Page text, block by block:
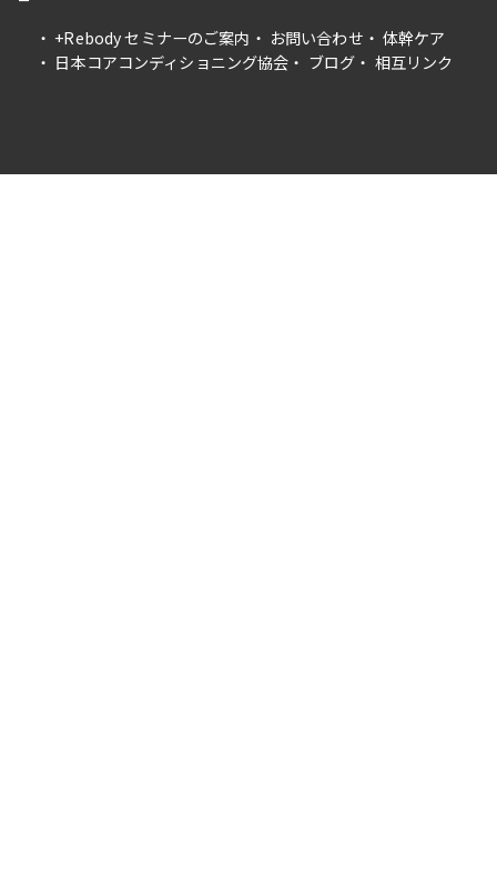
+Rebody セミナーのご案内 お問い合わせ
体幹ケア
日本コアコンディショニング協会
ブログ 相互リンク